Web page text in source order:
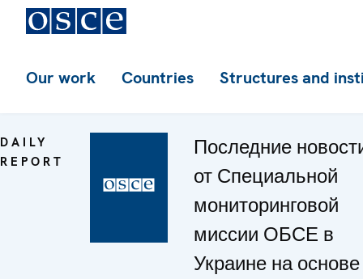
Our work Countries Structures and
DAILY
REPORT
Последние
от Специальной
мониторинговой
миссии ОБСЕ в
Украине на основе